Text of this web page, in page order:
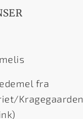
fra
Kragegaarden